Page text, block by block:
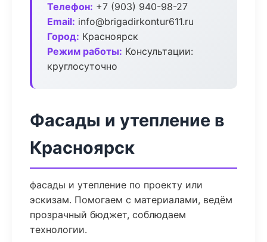
Телефон: +7 (903) 940-98-27
Email: info@brigadirkontur611.ru
Город: Красноярск
Режим работы: Консультации:
круглосуточно
Фасады и утепление в
Красноярск
фасады и утепление по проекту или
эскизам. Помогаем с материалами, ведём
прозрачный бюджет, соблюдаем
технологии.